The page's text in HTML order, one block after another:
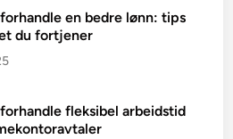
en bedre lønn: tips
du fortjener
fleksibel arbeidstid